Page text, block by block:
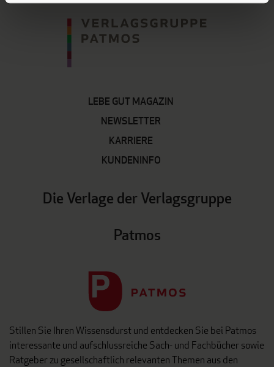
LEBE GUT MAGAZIN
NEWSLETTER
KARRIERE
KUNDENINFO
Die Verlage der Verlagsgruppe
Patmos
Stillen Sie Ihren Wissensdurst und entdecken Sie bei Patmos
interessante und aufschlussreiche Sach- und Fachbücher sowie
Ratgeber zu gesellschaftlich relevanten Themen aus den